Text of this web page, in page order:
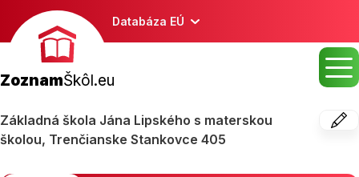
Databáza EÚ
ZoznamŠkôl.eu
Základná škola Jána Lipského s materskou
školou, Trenčianske Stankovce 405